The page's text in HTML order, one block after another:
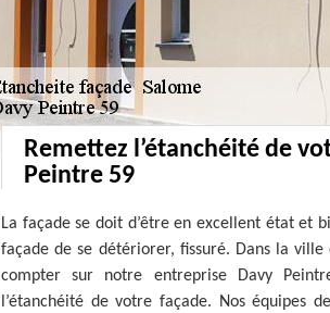
Remettez l’étanchéité de
Peintre 59
La façade se doit d’être en excellent état et
façade de se détériorer, fissuré. Dans la ville
compter sur notre entreprise Davy
l’étanchéité de votre façade. Nos équipes